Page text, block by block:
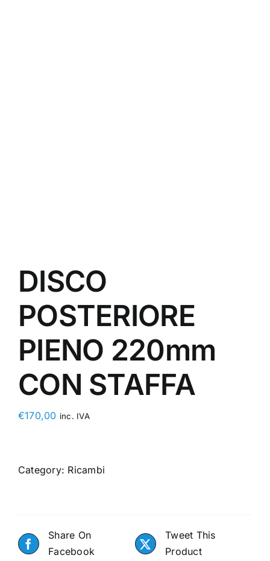
DISCO
POSTERIORE
PIENO 220mm
CON STAFFA
€170,00 inc. IVA
Category: Ricambi
Share On
Facebook
Tweet This
Product